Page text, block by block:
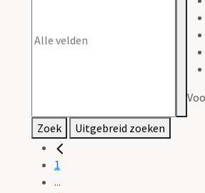
Zoek Uitgebreid zoeken
1
...